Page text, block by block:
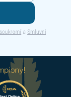
a Smluvní